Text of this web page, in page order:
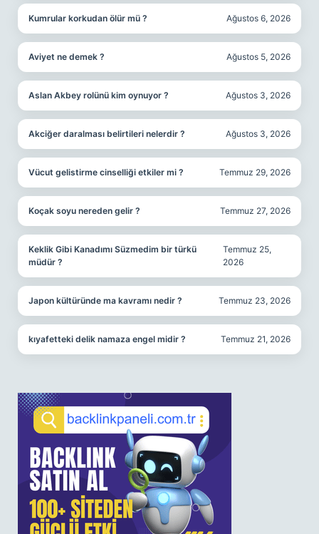
Kumrular korkudan ölür mü ? Ağustos 6, 2026
Aviyet ne demek ? Ağustos 5, 2026
Aslan Akbey rolünü kim oynuyor ? Ağustos 3, 2026
Akciğer daralması belirtileri nelerdir ? Ağustos 3, 2026
Vücut gelistirme cinselliği etkiler mi ? Temmuz 29, 2026
Koçak soyu nereden gelir ? Temmuz 27, 2026
Keklik Gibi Kanadımı Süzmedim bir türkü
müdür ?
Temmuz 25,
2026
Japon kültüründe ma kavramı nedir ? Temmuz 23, 2026
kıyafetteki delik namaza engel midir ? Temmuz 21, 2026